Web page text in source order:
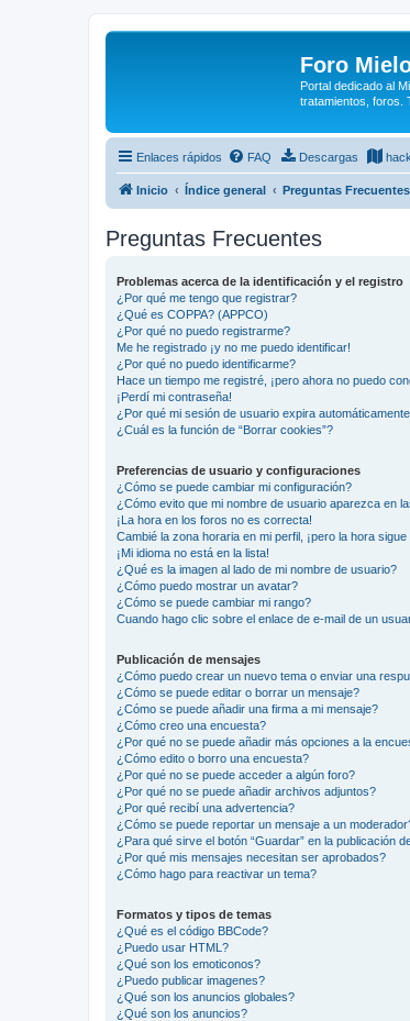
Foro
Portal dedicado al
tratamientos, foros.
Enlaces rápidos FAQ Descargas
Inicio Índice general Preguntas Frecuentes
Preguntas Frecuentes
Problemas acerca de la identificación y el registro
¿Por qué me tengo que registrar?
¿Qué es COPPA? (APPCO)
¿Por qué no puedo registrarme?
Me he registrado ¡y no me puedo identificar!
¿Por qué no puedo identificarme?
Hace un tiempo me registré, ¡pero ahora no puedo
¡Perdí mi contraseña!
¿Por qué mi sesión de usuario expira
¿Cuál es la función de “Borrar cookies”?
Preferencias de usuario y configuraciones
¿Cómo se puede cambiar mi configuración?
¿Cómo evito que mi nombre de usuario aparezca en
¡La hora en los foros no es correcta!
Cambié la zona horaria en mi perfil, ¡pero la hora
¡Mi idioma no está en la lista!
¿Qué es la imagen al lado de mi nombre de usuario?
¿Cómo puedo mostrar un avatar?
¿Cómo se puede cambiar mi rango?
Cuando hago clic sobre el enlace de e-mail de un
Publicación de mensajes
¿Cómo puedo crear un nuevo tema o enviar una
¿Cómo se puede editar o borrar un mensaje?
¿Cómo se puede añadir una firma a mi mensaje?
¿Cómo creo una encuesta?
¿Por qué no se puede añadir más opciones a la
¿Cómo edito o borro una encuesta?
¿Por qué no se puede acceder a algún foro?
¿Por qué no se puede añadir archivos adjuntos?
¿Por qué recibí una advertencia?
¿Cómo se puede reportar un mensaje a un
¿Para qué sirve el botón “Guardar” en la publicación
¿Por qué mis mensajes necesitan ser aprobados?
¿Cómo hago para reactivar un tema?
Formatos y tipos de temas
¿Qué es el código BBCode?
¿Puedo usar HTML?
¿Qué son los emoticonos?
¿Puedo publicar imagenes?
¿Qué son los anuncios globales?
¿Qué son los anuncios?